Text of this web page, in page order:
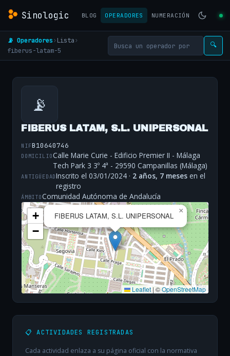
Sinologic BLOG OPERADORES NUMERACIÓN
📡 Operadores› Lista›
fiberus-latam-5
🔍
📡
FIBERUS LATAM, S.L. UNIPERSONAL
NIFB10640746
DOMICILIOCalle Marie Curie - Edificio Premier II - Málaga
Tech Park 3 3º 4ª - 29590 Campanillas (Málaga)
ANTIGÜEDADInscrito el 03/01/2024 · 2 años, 7 meses en el
registro
ÁMBITOComunidad Autónoma de Andalucía
FIBERUS LATAM, S.L. UNIPERSONAL
×
+
−
Leaflet |©OpenStreetMap
📋 ACTIVIDADES REGISTRADAS
Cada actividad enlaza a su página oficial con la normativa